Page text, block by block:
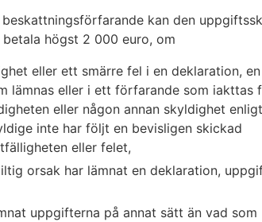
kan den
högst 2 000 euro, om
eller ett smärre fel i en deklaration, en
lämnas eller i ett förfarande som iakttas
eller någon annan skyldighet
inte har följt en bevisligen skickad
eller felet,
orsak har lämnat en deklaration,
uppgifterna på annat sätt än vad som